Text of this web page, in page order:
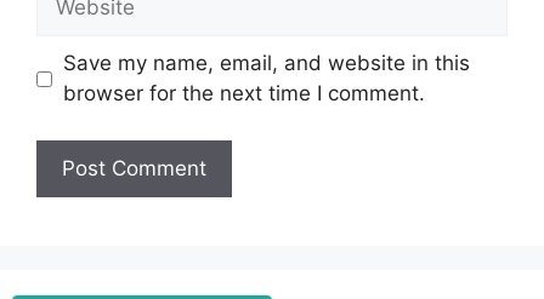
Save my name, email, and website in this
browser for the next time I comment.